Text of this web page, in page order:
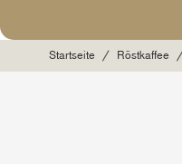
Startseite Röstkaffee